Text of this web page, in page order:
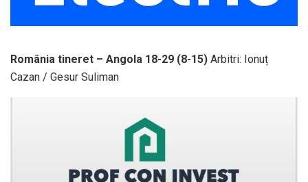
România tineret – Angola 18-29 (8-15) Arbitri: Ionuț
Cazan / Gesur Suliman